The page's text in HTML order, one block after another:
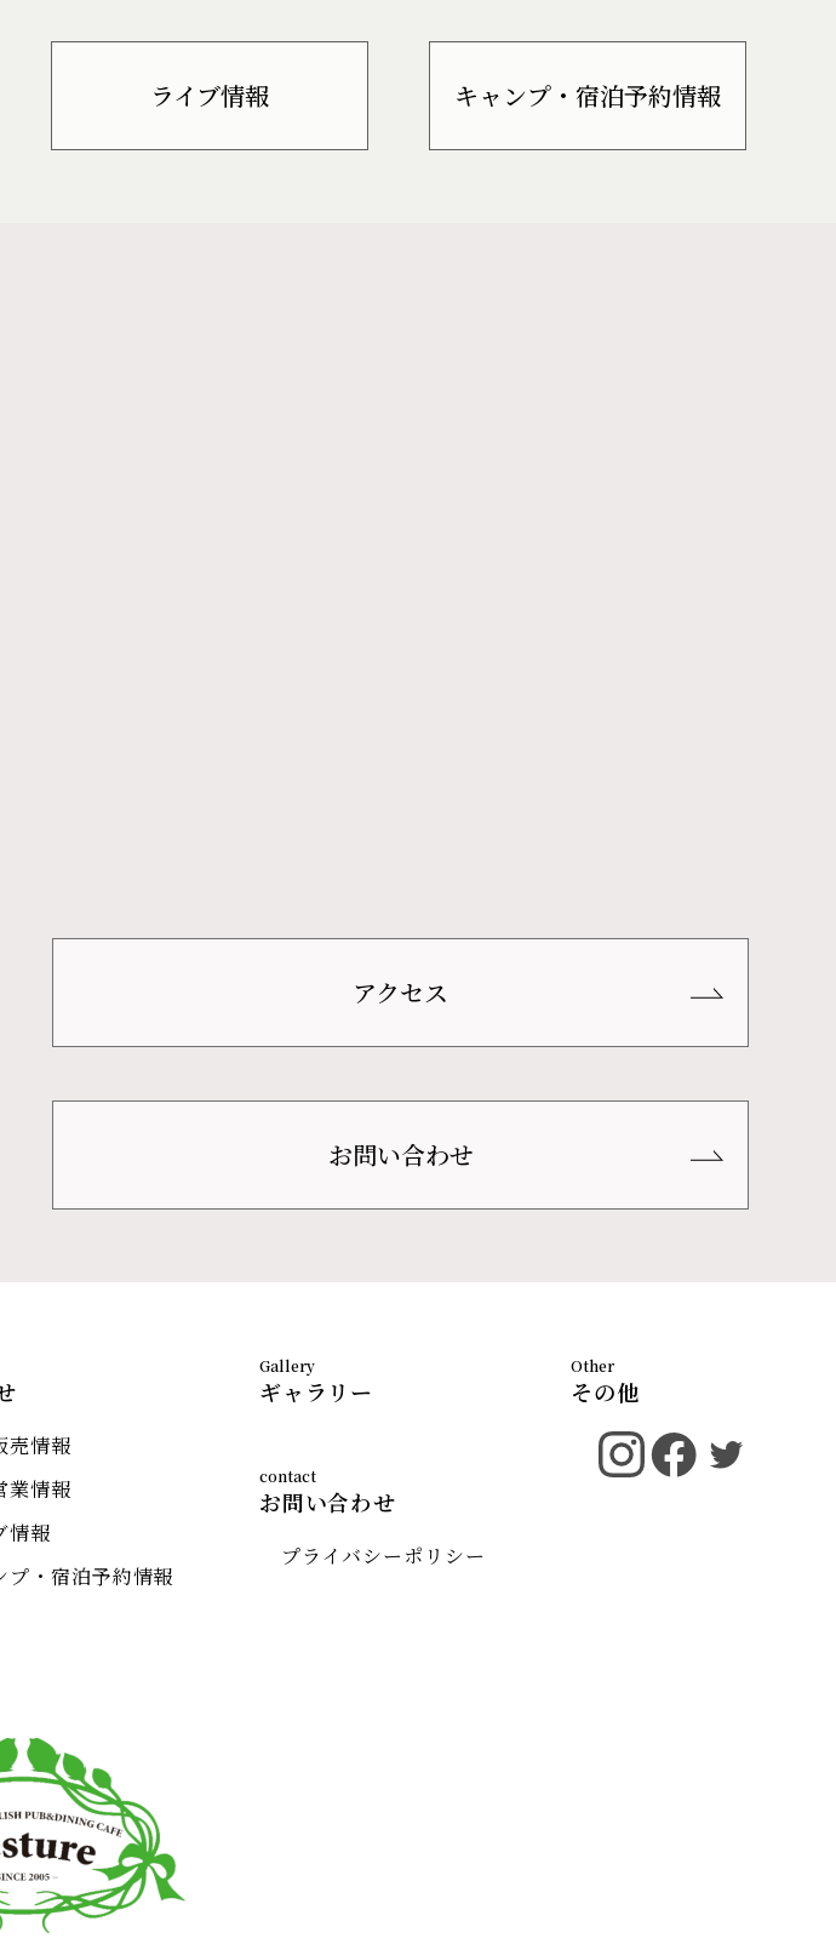
ライブ情報 キャンプ・宿泊予約情報
アクセス
お問い合わせ
売情報
業情報
情報
プ・宿泊予約情報
ギャラリー
お問い合わせ
プライバシーポリシー
その他